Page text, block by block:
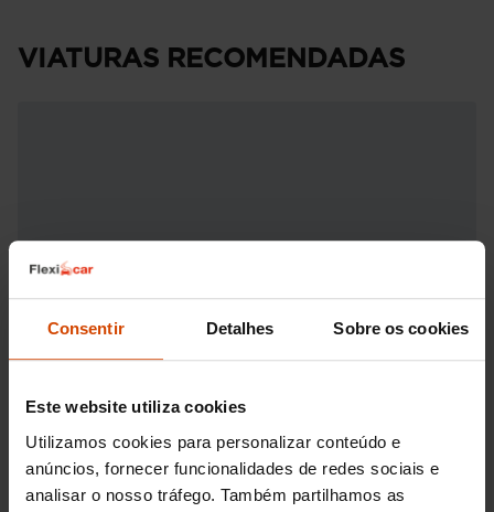
Consentir Detalhes Sobre os cookies
Este website utiliza cookies
Utilizamos cookies para personalizar conteúdo e
anúncios, fornecer funcionalidades de redes sociais e
analisar o nosso tráfego. Também partilhamos as
VIATURAS RECOMENDADAS